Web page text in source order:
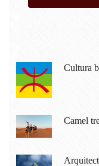
Cultura
Camel